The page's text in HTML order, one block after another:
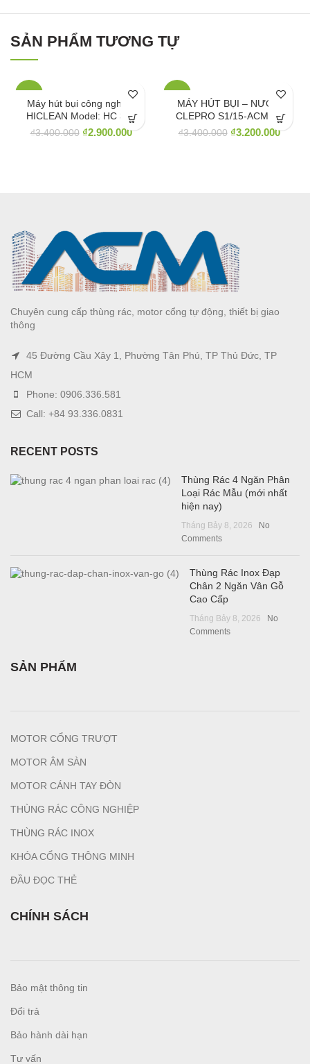
SẢN PHẨM TƯƠNG TỰ
Máy hút bụi công nghiệp
HICLEAN Model: HC 301
₫3.400.000 ₫2.900.000
MÁY HÚT BỤI – NƯỚC
CLEPRO S1/15-ACM-03
₫3.400.000 ₫3.200.000
Chuyên cung cấp thùng rác, motor cổng tự động, thiết bị giao
thông
45 Đường Cầu Xây 1, Phường Tân Phú, TP Thủ Đức, TP
HCM
Phone: 0906.336.581
Call: +84 93.336.0831
RECENT POSTS
Thùng Rác 4 Ngăn Phân
Loại Rác Mẫu (mới nhất
hiện nay)
Tháng Bảy 8, 2026
No
Comments
Thùng Rác Inox Đạp
Chân 2 Ngăn Vân Gỗ
Cao Cấp
Tháng Bảy 8, 2026
No
Comments
SẢN PHẨM
MOTOR CỔNG TRƯỢT
MOTOR ÂM SÀN
MOTOR CÁNH TAY ĐÒN
THÙNG RÁC CÔNG NGHIỆP
THÙNG RÁC INOX
KHÓA CỔNG THÔNG MINH
ĐẦU ĐỌC THẺ
CHÍNH SÁCH
Bảo mật thông tin
Đổi trả
Bảo hành dài hạn
Tư vấn